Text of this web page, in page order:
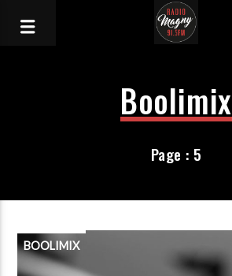
Boolimix
Page : 5
BOOLIMIX